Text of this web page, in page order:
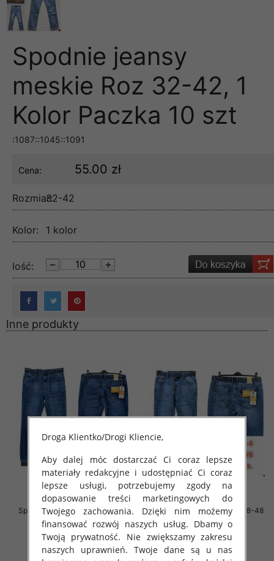
Spodnie jeansy
meskie Roz 32-42, 1
Kolor Paczka 10 szt
:1087::1045::1091
Cena: 55.00 zł
Rozmiar:32-42
Kolor: 1 kolor
lość:
Inne produkty
Spodnie męskie jeans Roz 38-48
1 Kolor .Paczka 10 szt
64.00 zł
szczegóły
Spodnie męskie jeans Roz 38-48
1 Kolor .Paczka 10 szt
64.00 zł
szczegóły
Droga Klientko/Drogi Kliencie,
Aby dalej móc dostarczać Ci coraz lepsze
materiały redakcyjne i udostępniać Ci coraz
lepsze usługi, potrzebujemy zgody na
dopasowanie treści marketingowych do
Twojego zachowania. Dzięki nim możemy
finansować rozwój naszych usług. Dbamy o
Twoją prywatność. Nie zwiększamy zakresu
naszych uprawnień. Twoje dane są u nas